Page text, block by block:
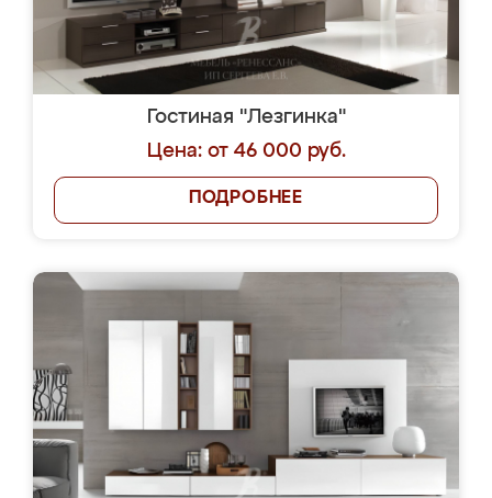
Гостиная "Лезгинка"
Цена: от 46 000 руб.
ПОДРОБНЕЕ